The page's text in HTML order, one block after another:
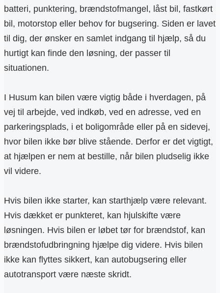
batteri, punktering, brændstofmangel, låst bil, fastkørt
bil, motorstop eller behov for bugsering. Siden er lavet
til dig, der ønsker en samlet indgang til hjælp, så du
hurtigt kan finde den løsning, der passer til
situationen.
I Husum kan bilen være vigtig både i hverdagen, på
vej til arbejde, ved indkøb, ved en adresse, ved en
parkeringsplads, i et boligområde eller på en sidevej,
hvor bilen ikke bør blive stående. Derfor er det vigtigt,
at hjælpen er nem at bestille, når bilen pludselig ikke
vil videre.
Hvis bilen ikke starter, kan starthjælp være relevant.
Hvis dækket er punkteret, kan hjulskifte være
løsningen. Hvis bilen er løbet tør for brændstof, kan
brændstofudbringning hjælpe dig videre. Hvis bilen
ikke kan flyttes sikkert, kan autobugsering eller
autotransport være næste skridt.